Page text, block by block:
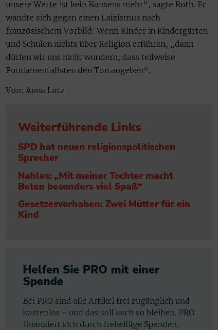
unsere Werte ist kein Konsens mehr“, sagte Roth. Er
wandte sich gegen einen Laizismus nach
französischem Vorbild: Wenn Kinder in Kindergärten
und Schulen nichts über Religion erführen, „dann
dürfen wir uns nicht wundern, dass teilweise
Fundamentalisten den Ton angeben“.
Von: Anna Lutz
Weiterführende Links
SPD hat neuen religionspolitischen
Sprecher
Nahles: „Mit meiner Tochter macht
Beten besonders viel Spaß“
Gesetzesvorhaben: Zwei Mütter für ein
Kind
Helfen Sie PRO mit einer
Spende
Bei PRO sind alle Artikel frei zugänglich und
kostenlos - und das soll auch so bleiben. PRO
finanziert sich durch freiwillige Spenden.